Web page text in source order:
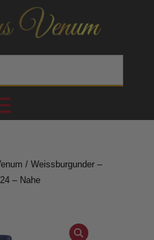
/ Weissburgunder –
– Nahe